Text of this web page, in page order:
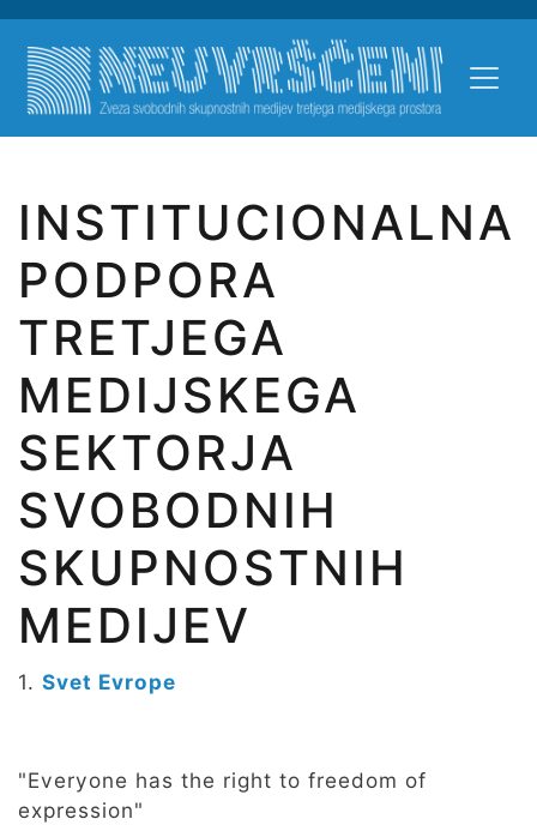
Skip to main content
INSTITUCIONALNA
PODPORA
TRETJEGA
MEDIJSKEGA
SEKTORJA
SVOBODNIH
SKUPNOSTNIH
MEDIJEV
1. Svet Evrope
"Everyone has the right to freedom of
expression"